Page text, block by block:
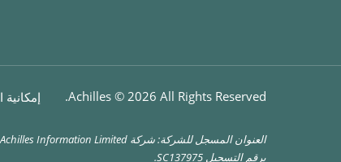
Achilles © 2026 All Rights Reserved.
برقم التسجيل SC137975.